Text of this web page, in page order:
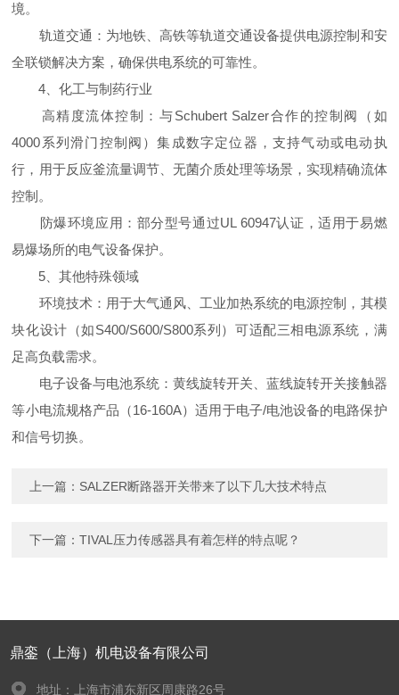
境。
轨道交通：为地铁、高铁等轨道交通设备提供电源控制和安
全联锁解决方案，确保供电系统的可靠性。
4、化工与制药行业
高精度流体控制：与Schubert Salzer合作的控制阀（如
4000系列滑门控制阀）集成数字定位器，支持气动或电动执
行，用于反应釜流量调节、无菌介质处理等场景，实现精确流体
控制。
防爆环境应用：部分型号通过UL 60947认证，适用于易燃
易爆场所的电气设备保护。
5、其他特殊领域
环境技术：用于大气通风、工业加热系统的电源控制，其模
块化设计（如S400/S600/S800系列）可适配三相电源系统，满
足高负载需求。
电子设备与电池系统：黄线旋转开关、蓝线旋转开关接触器
等小电流规格产品（16-160A）适用于电子/电池设备的电路保护
和信号切换。
上一篇： SALZER断路器开关带来了以下几大技术特点
下一篇：TIVAL压力传感器具有着怎样的特点呢？
鼎銮（上海）机电设备有限公司
地址：上海市浦东新区周康路26号